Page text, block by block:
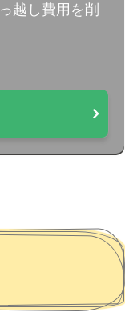
越し費用を削